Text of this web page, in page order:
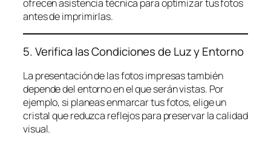
ofrecen asistencia técnica para optimizar tus fotos
antes de imprimirlas.
5. Verifica las Condiciones de Luz y Entorno
La presentación de las fotos impresas también
depende del entorno en el que serán vistas. Por
ejemplo, si planeas enmarcar tus fotos, elige un
cristal que reduzca reflejos para preservar la calidad
visual.